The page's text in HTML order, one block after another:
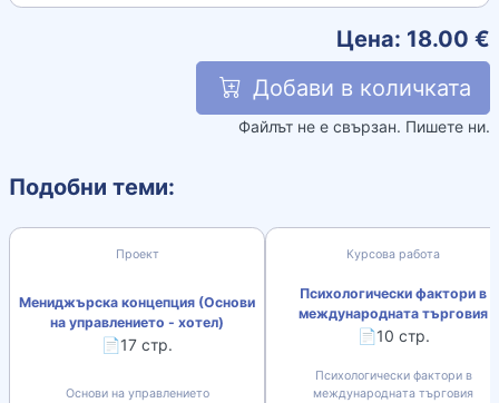
Цена: 18.00 €
Добави в количката
Файлът не е свързан. Пишете ни.
Подобни теми:
Проект
Мениджърска концепция (Основи
на управлението - хотел)
📄17 стр.
Основи на управлението
Курсова работа
Психологически фактори в
международната търговия
📄10 стр.
Психологически фактори в
международната търговия